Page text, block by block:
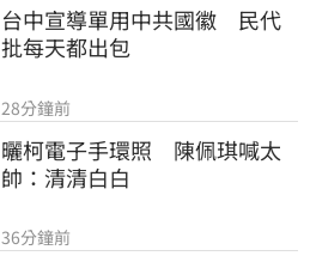
台中宣導單用中共國徽　民代
批每天都出包
28分鐘前
曬柯電子手環照　陳佩琪喊太
帥：清清白白
36分鐘前